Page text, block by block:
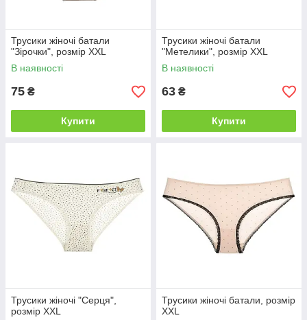
Трусики жіночі батали
"Зірочки", розмір XXL
В наявності
75 ₴
Купити
Трусики жіночі батали
"Метелики", розмір XXL
В наявності
63 ₴
Купити
Трусики жіночі "Серця",
розмір XXL
Трусики жіночі батали, розмір
XXL